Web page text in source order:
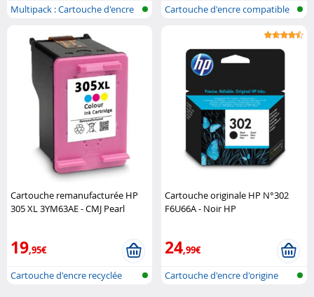
Multipack : Cartouche d'encre
Cartouche d'encre compatible
Cartouche remanufacturée HP
305 XL 3YM63AE - CMJ Pearl
19,95€
Cartouche d'encre recyclée
Cartouche originale HP N°302
F6U66A - Noir HP
24,99€
Cartouche d'encre d'origine